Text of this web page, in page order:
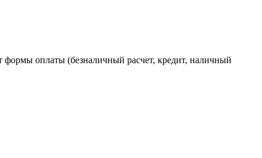
оплаты (безналичный расчет, кредит, наличный